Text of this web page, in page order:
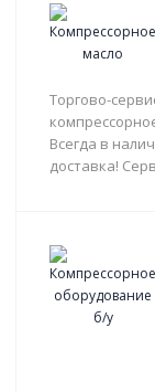
Торгово-
Всегда в
доставка!